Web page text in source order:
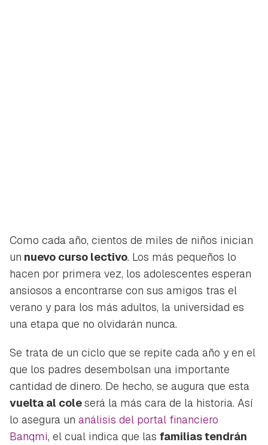
Como cada año, cientos de miles de niños inician
un nuevo curso lectivo. Los más pequeños lo
hacen por primera vez, los adolescentes esperan
ansiosos a encontrarse con sus amigos tras el
verano y para los más adultos, la universidad es
una etapa que no olvidarán nunca.
Se trata de un ciclo que se repite cada año y en el
que los padres desembolsan una importante
cantidad de dinero. De hecho, se augura que esta
vuelta al coleserá la más cara de la historia. Así
lo asegura un análisis del portal financiero
Banqmi, el cual indica que las familias tendrán